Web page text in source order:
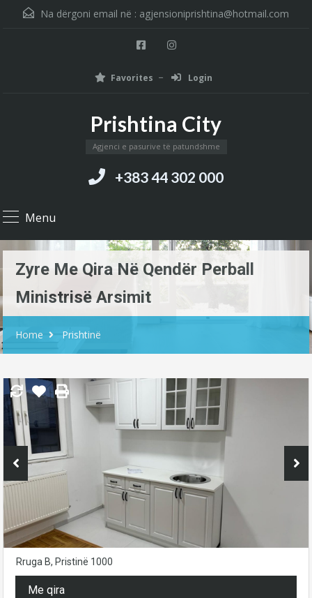
Na dërgoni email në : agjensioniprishtina@hotmail.com
Favorites Login
Prishtina City
Agjenci e pasurive të patundshme
+383 44 302 000
Menu
Zyre Me Qira Në Qendër Perball
Ministrisë Arsimit
Home Prishtinë
Rruga B, Pristinë 1000
Me qira